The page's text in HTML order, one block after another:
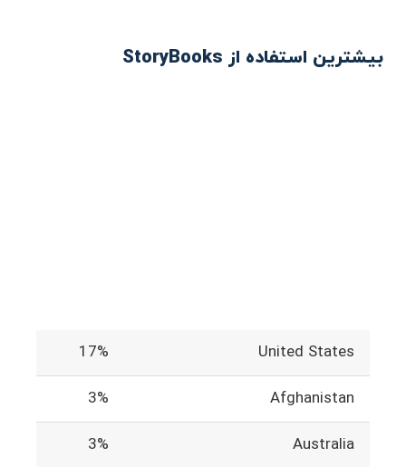
بیشترین استفاده از StoryBooks
United States
17%
Afghanistan
3%
Australia
3%